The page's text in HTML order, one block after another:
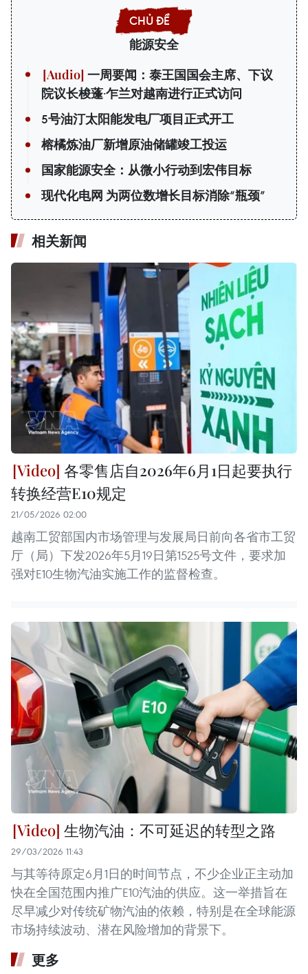
能源安全
一周要闻：泰王国国会主席、下议
院议长梭蓬·乍兰对越南进行正式访问
5号油汀太阳能发电厂项目正式开工
榕橘炼油厂新增原油储罐竣工投运
国家能源安全：从微小行动到宏伟目标
现代化电网 为两位数增长目标消除“瓶颈”
相关新闻
各零售店自2026年6月1日起要执行
转换经营E10规定
21/05/2026 02:00
越南工贸部国内市场管理与发展局日前向各省市工贸
厅（局）下发2026年5月19日第1525号文件，要求加
强对E10生物汽油实施工作的监督检查。
生物汽油：不可延迟的转型之路
29/03/2026 11:43
与其等待原定6月1日的时间节点，不少企业正主动加
快在全国范围内推广E10汽油的供应。这一举措旨在
尽早减少对传统矿物汽油的依赖，特别是在全球能源
市场持续波动、潜在风险增加的背景下。
更多